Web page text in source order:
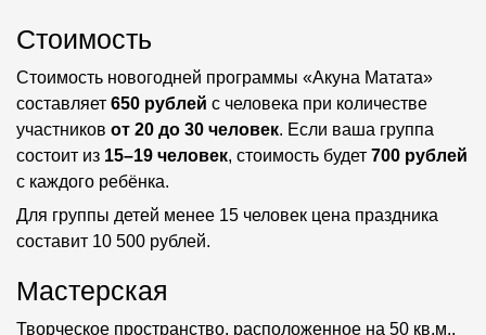
Стоимость
Стоимость новогодней программы «Акуна Матата»
составляет 650 рублей с человека при количестве
участников от 20 до 30 человек. Если ваша группа
состоит из 15–19 человек, стоимость будет 700 рублей
с каждого ребёнка.
Для группы детей менее 15 человек цена праздника
составит 10 500 рублей.
Мастерская
Творческое пространство, расположенное на 50 кв.м.,